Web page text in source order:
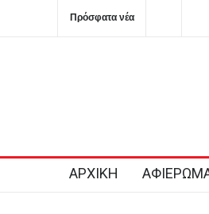
Πρόσφατα νέα
ΑΡΧΙΚΗ